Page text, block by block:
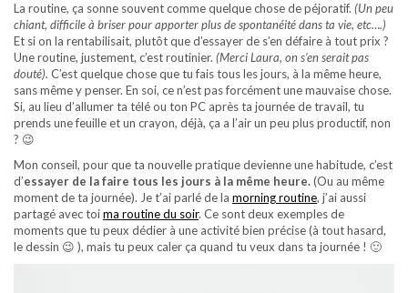
La routine, ça sonne souvent comme quelque chose de péjoratif. (Un peu
chiant, difficile à briser pour apporter plus de spontanéité dans ta vie, etc….)
Et si on la rentabilisait, plutôt que d’essayer de s’en défaire à tout prix ?
Une routine, justement, c’est routinier. (Merci Laura, on s’en serait pas
douté). C’est quelque chose que tu fais tous les jours, à la même heure,
sans même y penser. En soi, ce n’est pas forcément une mauvaise chose.
Si, au lieu d’allumer ta télé ou ton PC après ta journée de travail, tu
prends une feuille et un crayon, déjà, ça a l’air un peu plus productif, non
? 😉
Mon conseil, pour que ta nouvelle pratique devienne une habitude, c’est
d’essayer de la faire tous les jours à la même heure.(Ou au même
moment de ta journée). Je t’ai parlé de la morning routine, j’ai aussi
partagé avec toima routine du soir. Ce sont deux exemples de
moments que tu peux dédier à une activité bien précise (à tout hasard,
le dessin 😉 ), mais tu peux caler ça quand tu veux dans ta journée ! 🙂